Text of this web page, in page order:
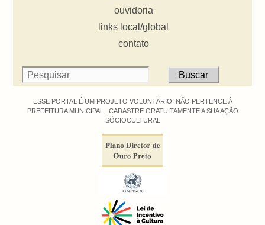
ouvidoria
links local/global
contato
ESSE PORTAL É UM PROJETO VOLUNTÁRIO. NÃO PERTENCE À
PREFEITURA MUNICIPAL | CADASTRE GRATUITAMENTE A SUA AÇÃO
SÓCIOCULTURAL